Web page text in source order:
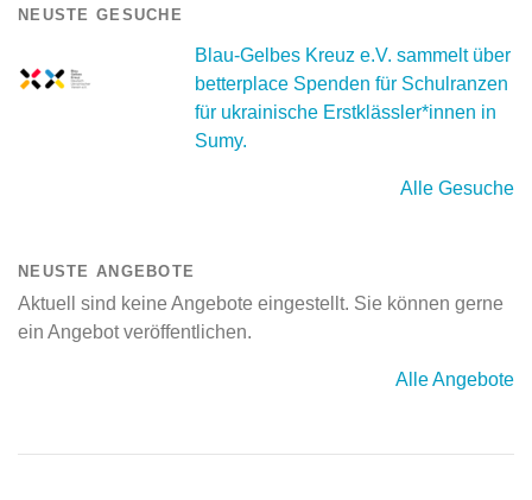
NEUSTE GESUCHE
Blau-Gelbes Kreuz e.V. sammelt über
betterplace Spenden für Schulranzen
für ukrainische Erstklässler*innen in
Sumy.
Alle Gesuche
NEUSTE ANGEBOTE
Aktuell sind keine Angebote eingestellt. Sie können gerne
ein Angebot veröffentlichen.
Alle Angebote